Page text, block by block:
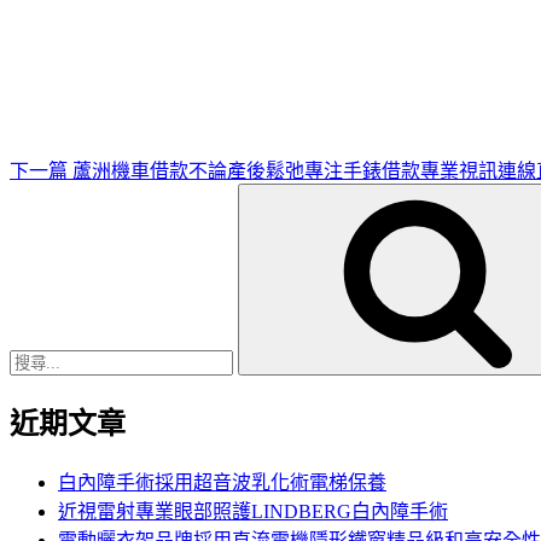
下一篇 蘆洲機車借款不論產後鬆弛專注手錶借款專業視訊連線
近期文章
白內障手術採用超音波乳化術電梯保養
近視雷射專業眼部照護LINDBERG白內障手術